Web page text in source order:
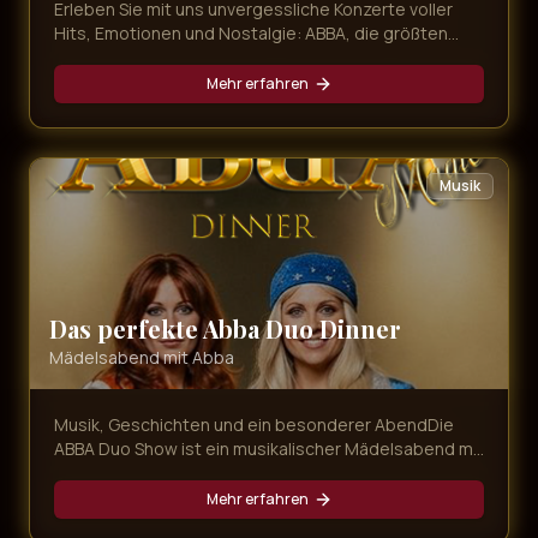
Erleben Sie mit uns unvergessliche Konzerte voller
Hits, Emotionen und Nostalgie: ABBA, die größten
energiegeladen und immer nah am Publikum.
Mehr erfahren
Musik
Das perfekte Abba Duo Dinner
Mädelsabend mit Abba
Musik, Geschichten und ein besonderer AbendDie
ABBA Duo Show ist ein musikalischer Mädelsabend mit
Songs, persönliche Geschichten und gemeinsame
Momente aufeinandertreffen. Magic Concerts
Mehr erfahren